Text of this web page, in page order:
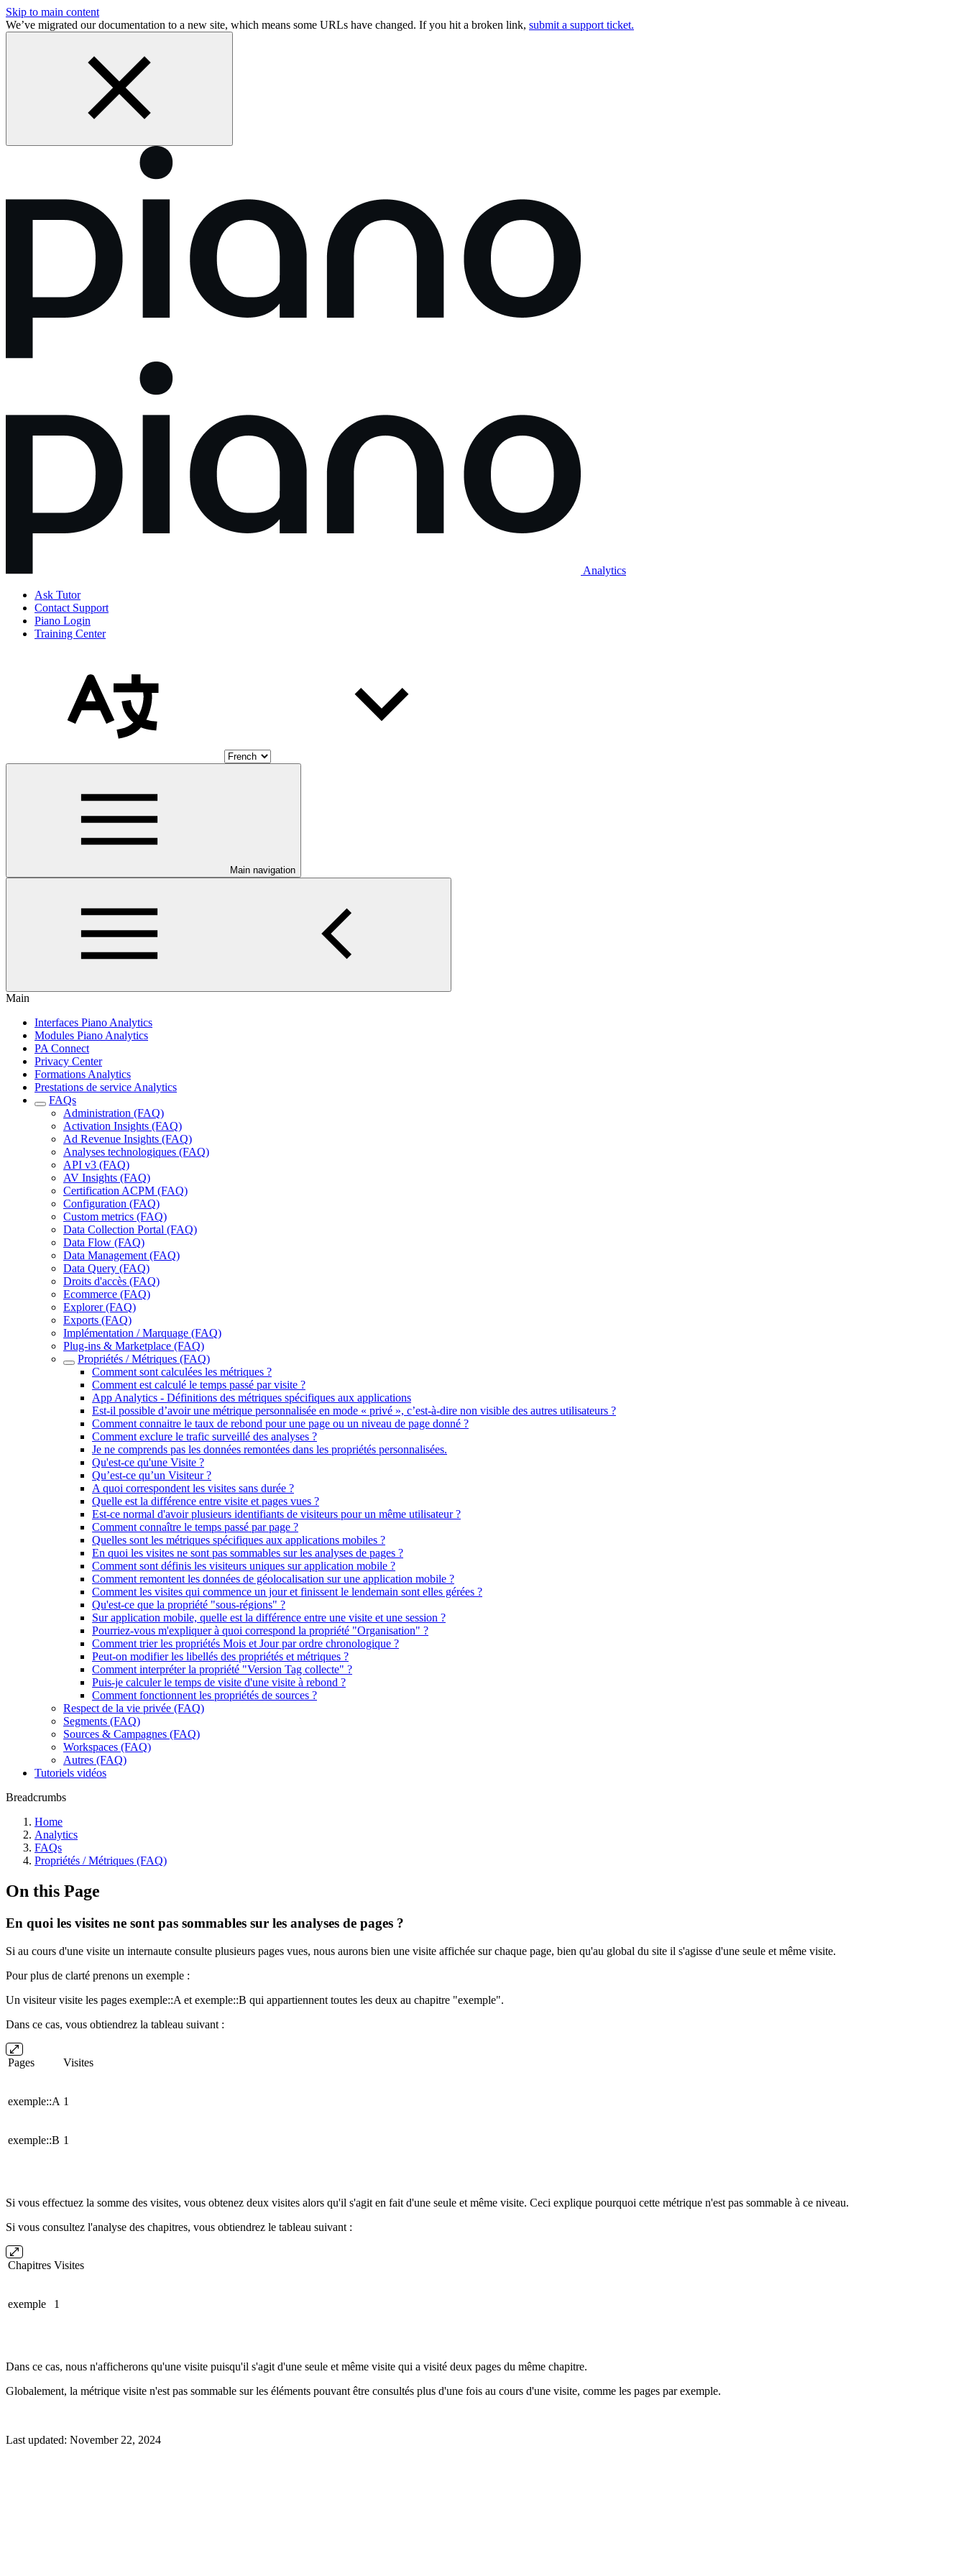
Skip to main content
We’ve migrated our documentation to a new site, which means some URLs have changed. If you hit a broken link, submit a support ticket.
Analytics
Ask Tutor
Contact Support
Piano Login
Training Center
Main navigation
Main
Interfaces Piano Analytics
Modules Piano Analytics
PA Connect
Privacy Center
Formations Analytics
Prestations de service Analytics
FAQs
Administration (FAQ)
Activation Insights (FAQ)
Ad Revenue Insights (FAQ)
Analyses technologiques (FAQ)
API v3 (FAQ)
AV Insights (FAQ)
Certification ACPM (FAQ)
Configuration (FAQ)
Custom metrics (FAQ)
Data Collection Portal (FAQ)
Data Flow (FAQ)
Data Management (FAQ)
Data Query (FAQ)
Droits d'accès (FAQ)
Ecommerce (FAQ)
Explorer (FAQ)
Exports (FAQ)
Implémentation / Marquage (FAQ)
Plug-ins & Marketplace (FAQ)
Propriétés / Métriques (FAQ)
Comment sont calculées les métriques ?
Comment est calculé le temps passé par visite ?
App Analytics - Définitions des métriques spécifiques aux applications
Est-il possible d’avoir une métrique personnalisée en mode « privé », c’est-à-dire non visible des autres utilisateurs ?
Comment connaitre le taux de rebond pour une page ou un niveau de page donné ?
Comment exclure le trafic surveillé des analyses ?
Je ne comprends pas les données remontées dans les propriétés personnalisées.
Qu'est-ce qu'une Visite ?
Qu’est-ce qu’un Visiteur ?
A quoi correspondent les visites sans durée ?
Quelle est la différence entre visite et pages vues ?
Est-ce normal d'avoir plusieurs identifiants de visiteurs pour un même utilisateur ?
Comment connaître le temps passé par page ?
Quelles sont les métriques spécifiques aux applications mobiles ?
En quoi les visites ne sont pas sommables sur les analyses de pages ?
Comment sont définis les visiteurs uniques sur application mobile ?
Comment remontent les données de géolocalisation sur une application mobile ?
Comment les visites qui commence un jour et finissent le lendemain sont elles gérées ?
Qu'est-ce que la propriété "sous-régions" ?
Sur application mobile, quelle est la différence entre une visite et une session ?
Pourriez-vous m'expliquer à quoi correspond la propriété "Organisation" ?
Comment trier les propriétés Mois et Jour par ordre chronologique ?
Peut-on modifier les libellés des propriétés et métriques ?
Comment interpréter la propriété "Version Tag collecte" ?
Puis-je calculer le temps de visite d'une visite à rebond ?
Comment fonctionnent les propriétés de sources ?
Respect de la vie privée (FAQ)
Segments (FAQ)
Sources & Campagnes (FAQ)
Workspaces (FAQ)
Autres (FAQ)
Tutoriels vidéos
Breadcrumbs
Home
Analytics
FAQs
Propriétés / Métriques (FAQ)
On this Page
En quoi les visites ne sont pas sommables sur les analyses de pages ?
Si au cours d'une visite un internaute consulte plusieurs pages vues, nous aurons bien une visite affichée sur chaque page, bien qu'au global du site il s'agisse d'une seule et même visite.
Pour plus de clarté prenons un exemple :
Un visiteur visite les pages exemple::A et exemple::B qui appartiennent toutes les deux au chapitre "exemple".
Dans ce cas, vous obtiendrez la tableau suivant :
Pages Visites
exemple::A 1
exemple::B 1
Si vous effectuez la somme des visites, vous obtenez deux visites alors qu'il s'agit en fait d'une seule et même visite. Ceci explique pourquoi cette métrique n'est pas sommable à ce niveau.
Si vous consultez l'analyse des chapitres, vous obtiendrez le tableau suivant :
Chapitres Visites
exemple 1
Dans ce cas, nous n'afficherons qu'une visite puisqu'il s'agit d'une seule et même visite qui a visité deux pages du même chapitre.
Globalement, la métrique visite n'est pas sommable sur les éléments pouvant être consultés plus d'une fois au cours d'une visite, comme les pages par exemple.
Last updated: November 22, 2024